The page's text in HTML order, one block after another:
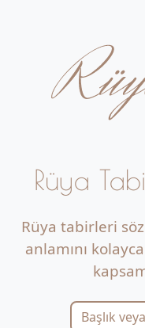
Rüya
Rüya tabirleri
anlamını